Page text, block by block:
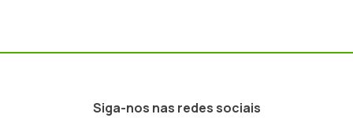
Siga-nos nas redes sociais